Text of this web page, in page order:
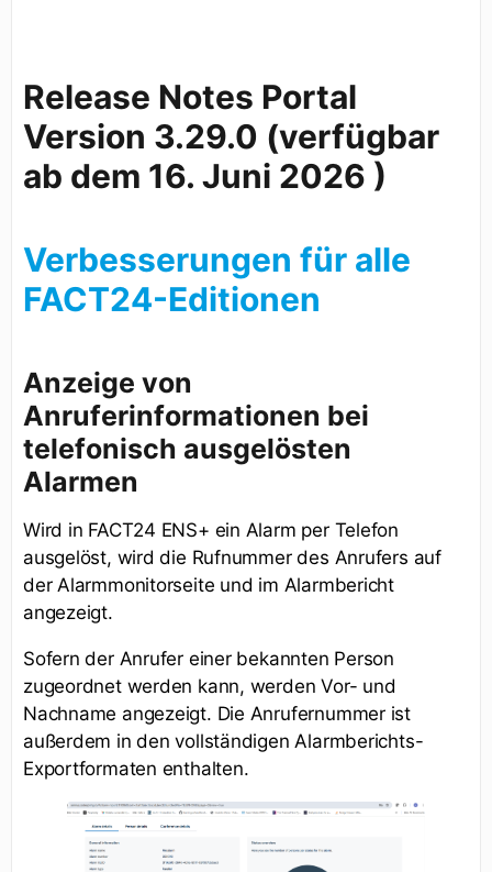
Release Notes Portal
Version 3.29.0 (verfügbar
ab dem 16. Juni 2026 )
Verbesserungen für alle
FACT24-Editionen
Anzeige von
Anruferinformationen bei
telefonisch ausgelösten
Alarmen
Wird in FACT24 ENS+ ein Alarm per Telefon
ausgelöst, wird die Rufnummer des Anrufers auf
der Alarmmonitorseite und im Alarmbericht
angezeigt.
Sofern der Anrufer einer bekannten Person
zugeordnet werden kann, werden Vor- und
Nachname angezeigt. Die Anrufernummer ist
außerdem in den vollständigen Alarmberichts-
Exportformaten enthalten.